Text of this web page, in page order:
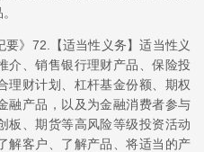
要》72.【适当性义务】适当性义
介、销售银行理财产品、保险投
理财计划、杠杆基金份额、期权
融产品，以及为金融消费者参与
板、期货等高风险等级投资活动
解客户、了解产品、将适当的产